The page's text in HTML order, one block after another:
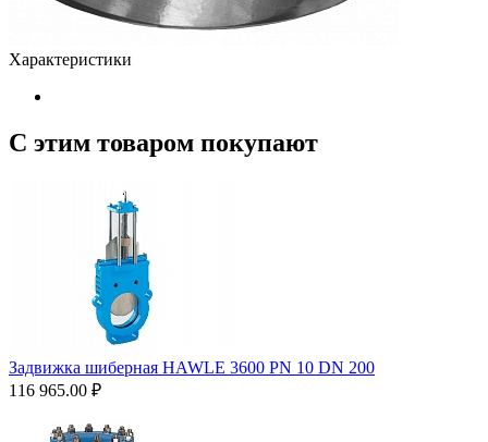
Характеристики
С этим товаром покупают
Задвижка шиберная HAWLE 3600 PN 10 DN 200
116 965.00 ₽